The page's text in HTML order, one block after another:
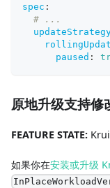
spec :
# ...
paused :
原地升级支持修
FEATURE STATE:
如果你在安装或升级